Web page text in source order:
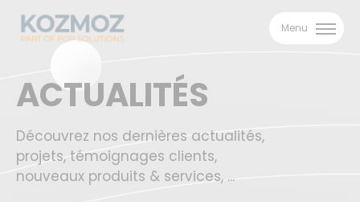
Menu
ACTUALITÉS
Découvrez nos dernières actualités,
projets, témoignages clients,
nouveaux produits & services, ...